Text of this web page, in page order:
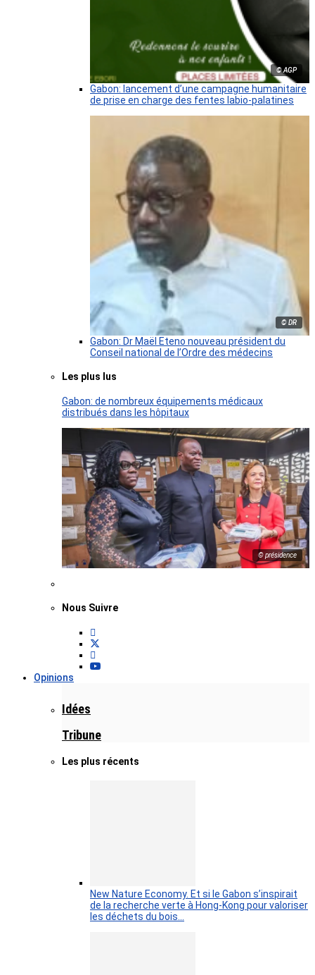
© AGP
Gabon: lancement d’une campagne humanitaire
de prise en charge des fentes labio-palatines
© DR
Gabon: Dr Maël Eteno nouveau président du
Conseil national de l’Ordre des médecins
Les plus lus
Gabon: de nombreux équipements médicaux
distribués dans les hôpitaux
© présidence
Nous Suivre
Opinions
Idées
Tribune
Les plus récents
New Nature Economy. Et si le Gabon s’inspirait
de la recherche verte à Hong-Kong pour valoriser
les déchets du bois…